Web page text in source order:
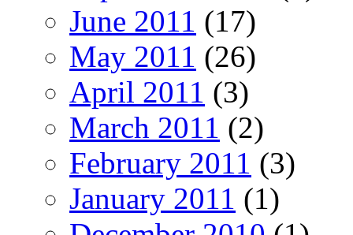
June 2011 (17)
May 2011 (26)
April 2011 (3)
March 2011 (2)
February 2011 (3)
January 2011 (1)